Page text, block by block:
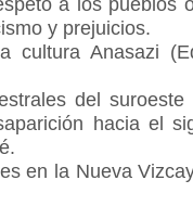
y prejuicios.
cultura Anasazi
del
hacia el
en la Nueva